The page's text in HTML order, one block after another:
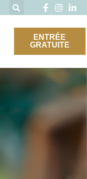
ENTRÉE
GRATUITE